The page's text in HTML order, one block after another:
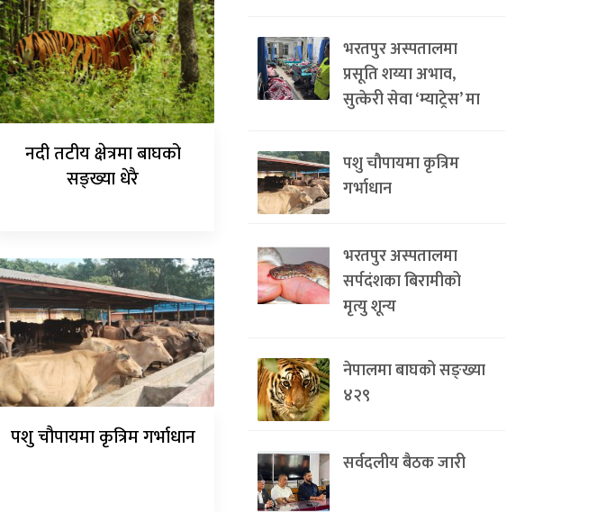
नदी तटीय क्षेत्रमा बाघको
सङ्ख्या धेरै
पशु चौपायमा कृत्रिम गर्भाधान
भरतपुर अस्पतालमा
प्रसूति शय्या अभाव,
सुत्केरी सेवा ‘म्याट्रेस’ मा
पशु चौपायमा कृत्रिम
गर्भाधान
भरतपुर अस्पतालमा
सर्पदंशका बिरामीको
मृत्यु शून्य
नेपालमा बाघको सङ्ख्या
४२९
सर्वदलीय बैठक जारी